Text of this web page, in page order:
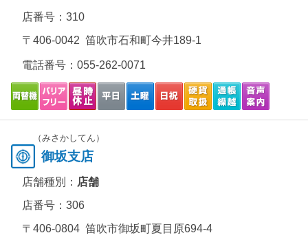
店番号：310
〒406-0042 笛吹市石和町今井189-1
電話番号： 055-262-0071
（みさかしてん）
御坂支店
店舗種別： 店舗
店番号：306
〒406-0804 笛吹市御坂町夏目原694-4